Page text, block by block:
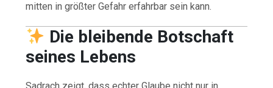
mitten in größter Gefahr erfahrbar sein kann.
Die bleibende Botschaft
seines Lebens